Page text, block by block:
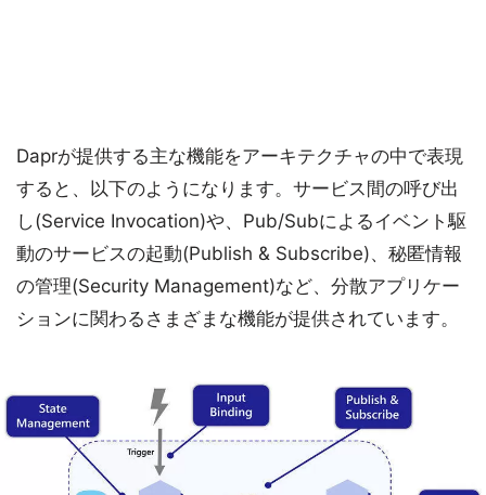
Daprが提供する主な機能をアーキテクチャの中で表現
すると、以下のようになります。サービス間の呼び出
し(Service Invocation)や、Pub/Subによるイベント駆
動のサービスの起動(Publish & Subscribe)、秘匿情報
の管理(Security Management)など、分散アプリケー
ションに関わるさまざまな機能が提供されています。